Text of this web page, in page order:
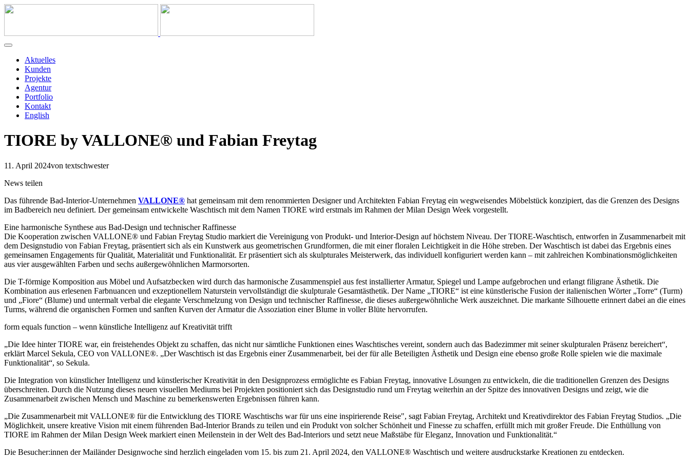
Aktuelles
Kunden
Projekte
Agentur
Portfolio
Kontakt
English
TIORE by VALLONE® und Fabian Freytag
11. April 2024von textschwester
News teilen
Das führende Bad-Interior-Unternehmen VALLONE® hat gemeinsam mit dem renommierten Designer und Architekten Fabian Freytag ein wegweisendes Möbelstück konzipiert, das die Grenzen des Designs
im Badbereich neu definiert. Der gemeinsam entwickelte Waschtisch mit dem Namen TIORE wird erstmals im Rahmen der Milan Design Week vorgestellt.
Eine harmonische Synthese aus Bad-Design und technischer Raffinesse
Die Kooperation zwischen VALLONE® und Fabian Freytag Studio markiert die Vereinigung von Produkt- und Interior-Design auf höchstem Niveau. Der TIORE-Waschtisch, entworfen in Zusammenarbeit mit
dem Designstudio von Fabian Freytag, präsentiert sich als ein Kunstwerk aus geometrischen Grundformen, die mit einer floralen Leichtigkeit in die Höhe streben. Der Waschtisch ist dabei das Ergebnis eines
gemeinsamen Engagements für Qualität, Materialität und Funktionalität. Er präsentiert sich als skulpturales Meisterwerk, das individuell konfiguriert werden kann – mit zahlreichen Kombinationsmöglichkeiten
aus vier ausgewählten Farben und sechs außergewöhnlichen Marmorsorten.
Die T-förmige Komposition aus Möbel und Aufsatzbecken wird durch das harmonische Zusammenspiel aus fest installierter Armatur, Spiegel und Lampe aufgebrochen und erlangt filigrane Ästhetik. Die
Kombination aus erlesenen Farbnuancen und exzeptionellem Naturstein vervollständigt die skulpturale Gesamtästhetik. Der Name „TIORE“ ist eine künstlerische Fusion der italienischen Wörter „Torre“ (Turm)
und „Fiore“ (Blume) und untermalt verbal die elegante Verschmelzung von Design und technischer Raffinesse, die dieses außergewöhnliche Werk auszeichnet. Die markante Silhouette erinnert dabei an die eines
Turms, während die organischen Formen und sanften Kurven der Armatur die Assoziation einer Blume in voller Blüte hervorrufen.
form equals function – wenn künstliche Intelligenz auf Kreativität trifft
„Die Idee hinter TIORE war, ein freistehendes Objekt zu schaffen, das nicht nur sämtliche Funktionen eines Waschtisches vereint, sondern auch das Badezimmer mit seiner skulpturalen Präsenz bereichert“,
erklärt Marcel Sekula, CEO von VALLONE®. „Der Waschtisch ist das Ergebnis einer Zusammenarbeit, bei der für alle Beteiligten Ästhetik und Design eine ebenso große Rolle spielen wie die maximale
Funktionalität“, so Sekula.
Die Integration von künstlicher Intelligenz und künstlerischer Kreativität in den Designprozess ermöglichte es Fabian Freytag, innovative Lösungen zu entwickeln, die die traditionellen Grenzen des Designs
überschreiten. Durch die Nutzung dieses neuen visuellen Mediums bei Projekten positioniert sich das Designstudio rund um Freytag weiterhin an der Spitze des innovativen Designs und zeigt, wie die
Zusammenarbeit zwischen Mensch und Maschine zu bemerkenswerten Ergebnissen führen kann.
„Die Zusammenarbeit mit VALLONE® für die Entwicklung des TIORE Waschtischs war für uns eine inspirierende Reise", sagt Fabian Freytag, Architekt und Kreativdirektor des Fabian Freytag Studios. „Die
Möglichkeit, unsere kreative Vision mit einem führenden Bad-Interior Brands zu teilen und ein Produkt von solcher Schönheit und Finesse zu schaffen, erfüllt mich mit großer Freude. Die Enthüllung von
TIORE im Rahmen der Milan Design Week markiert einen Meilenstein in der Welt des Bad-Interiors und setzt neue Maßstäbe für Eleganz, Innovation und Funktionalität.“
Die Besucher:innen der Mailänder Designwoche sind herzlich eingeladen vom 15. bis zum 21. April 2024, den VALLONE® Waschtisch und weitere ausdruckstarke Kreationen zu entdecken.